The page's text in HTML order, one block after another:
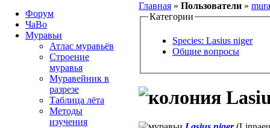
Главная » Пользователи »
Категории
Species: Lasius niger
Общие вопросы
Форум
ЧаВо
Муравьи
Атлас муравьёв
Строение
муравья
Муравейник в
разрезе
Таблица лёта
Методы
изучения